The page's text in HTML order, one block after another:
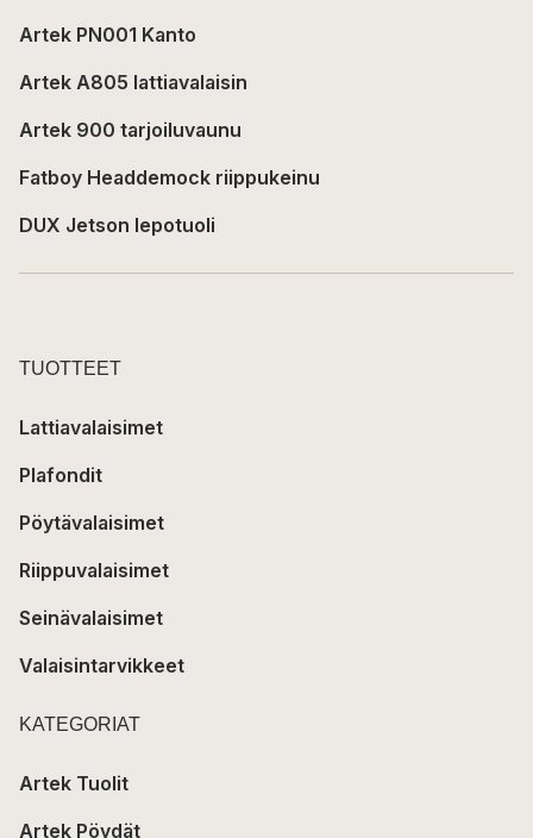
Artek PN001 Kanto
Artek A805 lattiavalaisin
Artek 900 tarjoiluvaunu
Fatboy Headdemock riippukeinu
DUX Jetson lepotuoli
TUOTTEET
Lattiavalaisimet
Plafondit
Pöytävalaisimet
Riippuvalaisimet
Seinävalaisimet
Valaisintarvikkeet
KATEGORIAT
Artek Tuolit
Artek Pöydät